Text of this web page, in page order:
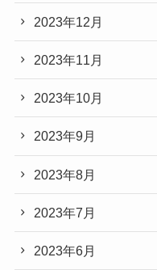
2023年12月
2023年11月
2023年10月
2023年9月
2023年8月
2023年7月
2023年6月